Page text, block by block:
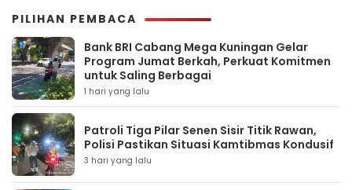
PILIHAN PEMBACA
Bank BRI Cabang Mega Kuningan Gelar
Program Jumat Berkah, Perkuat Komitmen
untuk Saling Berbagai
1 hari yang lalu
Patroli Tiga Pilar Senen Sisir Titik Rawan,
Polisi Pastikan Situasi Kamtibmas Kondusif
3 hari yang lalu